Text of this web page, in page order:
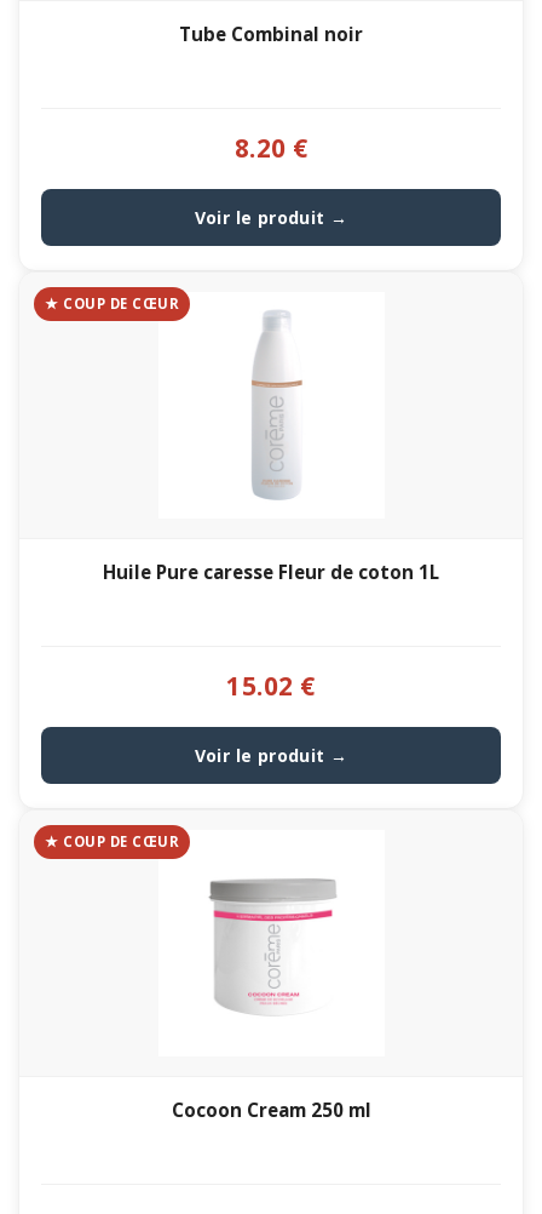
Tube Combinal noir
8.20 €
Voir le produit →
★ COUP DE CŒUR
Huile Pure caresse Fleur de coton 1L
15.02 €
Voir le produit →
★ COUP DE CŒUR
Cocoon Cream 250 ml